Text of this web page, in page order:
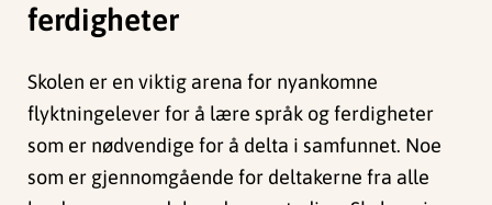
ferdigheter
Skolen er en viktig arena for nyankomne
flyktningelever for å lære språk og ferdigheter
som er nødvendige for å delta i samfunnet. Noe
som er gjennomgående for deltakerne fra alle